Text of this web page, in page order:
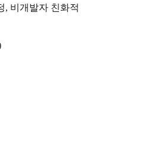
, 비개발자 친화적